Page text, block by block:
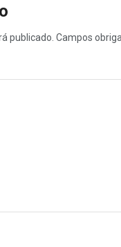
publicado. Campos